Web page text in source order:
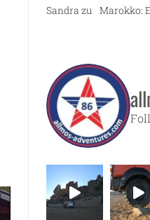
Sandra zu Marokko: